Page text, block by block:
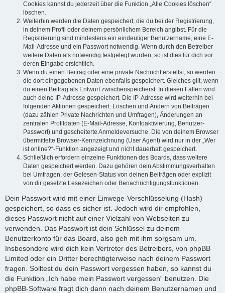
Cookies kannst du jederzeit über die Funktion „Alle Cookies löschen“
löschen.
Weiterhin werden die Daten gespeichert, die du bei der Registrierung,
in deinem Profil oder deinem persönlichem Bereich angibst. Für die
Registrierung sind mindestens ein eindeutiger Benutzername, eine E-
Mail-Adresse und ein Passwort notwendig. Wenn durch den Betreiber
weitere Daten als notwendig festgelegt wurden, so ist dies für dich vor
deren Eingabe ersichtlich.
Wenn du einen Beitrag oder eine private Nachricht erstellst, so werden
die dort eingegebenen Daten ebenfalls gespeichert. Gleiches gilt, wenn
du einen Beitrag als Entwurf zwischenspeicherst. In diesen Fällen wird
auch deine IP-Adresse gespeichert. Die IP-Adresse wird weiterhin bei
folgenden Aktionen gespeichert: Löschen und Ändern von Beiträgen
(dazu zählen Private Nachrichten und Umfragen), Änderungen an
zentralen Profildaten (E-Mail-Adresse, Kontoaktivierung, Benutzer-
Passwort) und gescheiterte Anmeldeversuche. Die von deinem Browser
übermittelte Browser-Kennzeichnung (User Agent) wird nur in der „Wer
ist online?“-Funktion angezeigt und nicht dauerhaft gespeichert.
Schließlich erfordern einzelne Funktionen des Boards, dass weitere
Daten gespeichert werden. Dazu gehören dein Abstimmungsverhalten
bei Umfragen, der Gelesen-Status von deinen Beiträgen oder explizit
von dir gesetzte Lesezeichen oder Benachrichtigungsfunktionen.
Dein Passwort wird mit einer Einwege-Verschlüsselung (Hash)
gespeichert, so dass es sicher ist. Jedoch wird dir empfohlen,
dieses Passwort nicht auf einer Vielzahl von Webseiten zu
verwenden. Das Passwort ist dein Schlüssel zu deinem
Benutzerkonto für das Board, also geh mit ihm sorgsam um.
Insbesondere wird dich kein Vertreter des Betreibers, von phpBB
Limited oder ein Dritter berechtigterweise nach deinem Passwort
fragen. Solltest du dein Passwort vergessen haben, so kannst du
die Funktion „Ich habe mein Passwort vergessen“ benutzen. Die
phpBB-Software fragt dich dann nach deinem Benutzernamen und